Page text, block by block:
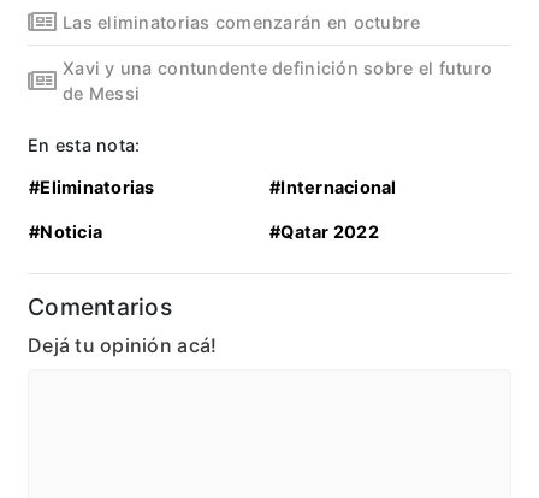
Las eliminatorias comenzarán en octubre
Xavi y una contundente definición sobre el futuro
de Messi
En esta nota:
#Eliminatorias #Internacional
#Noticia #Qatar 2022
Comentarios
Dejá tu opinión acá!